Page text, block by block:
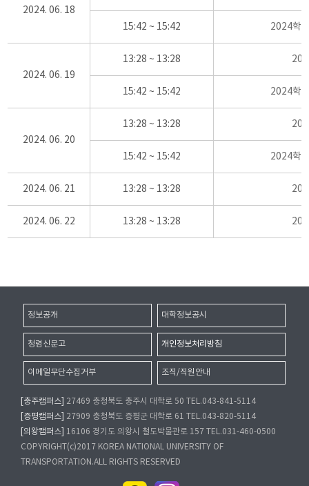
2024. 06. 18
15:42 ~ 15:42 2024학
2024. 06. 19
13:28 ~ 13:28
15:42 ~ 15:42 2024학
2024. 06. 20
13:28 ~ 13:28
15:42 ~ 15:42 2024학
2024. 06. 21 13:28 ~ 13:28
2024. 06. 22 13:28 ~ 13:28
정보공개 대학정보공시
청렴신문고 개인정보처리방침
이메일무단수집거부 조직/직원안내
[충주캠퍼스]
27469 충청북도 충주시 대학로 50 TEL.043-841-5114
[증평캠퍼스]
27909 충청북도 증평군 대학로 61 TEL.043-820-5114
[의왕캠퍼스]
16106 경기도 의왕시 철도박물관로 157 TEL.031-460-0500
COPYRIGHT(c)2017 KOREA NATIONAL UNIVERSITY OF
TRANSPORTATION.ALL RIGHTS RESERVED